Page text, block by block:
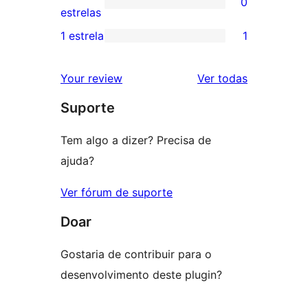
estrela
com
3
0
avaliação
2
estrelas
com
1
1 estrela 1
Your review Ver todasavaliações
Suporte
Tem algo a dizer? Precisa de
ajuda?
Ver fórum de suporte
Doar
Gostaria de contribuir para o
desenvolvimento deste plugin?